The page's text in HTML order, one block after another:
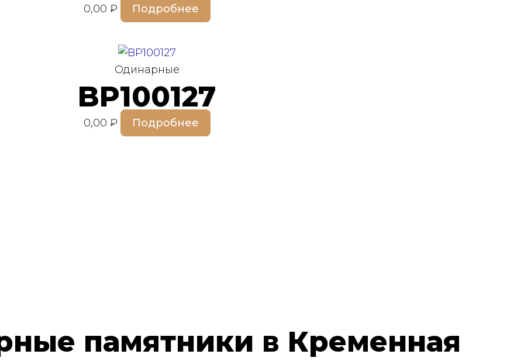
0,00 ₽ Подробнее
Одинарные
BP100127
0,00 ₽ Подробнее
памятники в Кременная